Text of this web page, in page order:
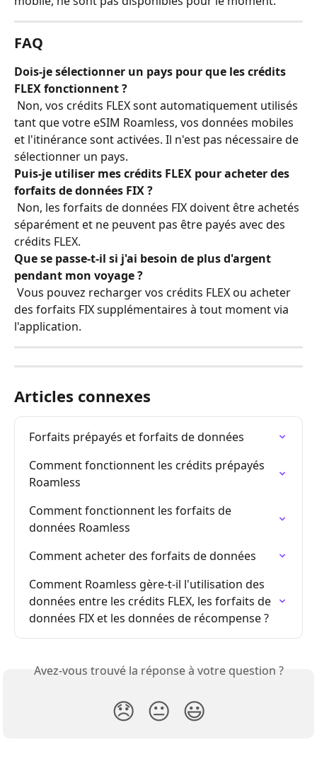
FAQ
Dois-je sélectionner un pays pour que les crédits
FLEX fonctionnent ?
tant que votre eSIM Roamless, vos données mobiles
et l'itinérance sont activées. Il n'est pas nécessaire de
sélectionner un pays.
Puis-je utiliser mes crédits FLEX pour acheter des
forfaits de données FIX ?
séparément et ne peuvent pas être payés avec des
crédits FLEX.
Que se passe-t-il si j'ai besoin de plus d'argent
pendant mon voyage ?
des forfaits FIX supplémentaires à tout moment via
l'application.
Articles connexes
Forfaits prépayés et forfaits de données
Comment fonctionnent les crédits prépayés
Roamless
Comment fonctionnent les forfaits de
données Roamless
Comment acheter des forfaits de données
Comment Roamless gère-t-il l'utilisation des
données entre les crédits FLEX, les forfaits de
données FIX et les données de récompense ?
Avez-vous trouvé la réponse à votre question ?
😞 😐 😃